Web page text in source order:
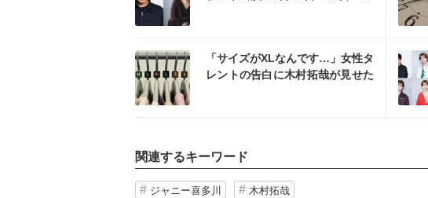
「サイズがXLなんです…」女性タ
レントの告白に木村拓哉が見せた
関連するキーワード
ジャニー喜多川 木村拓哉